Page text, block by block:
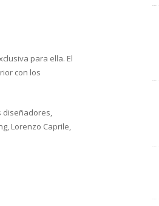
para ella. El
con los
diseñadores,
Lorenzo Caprile,